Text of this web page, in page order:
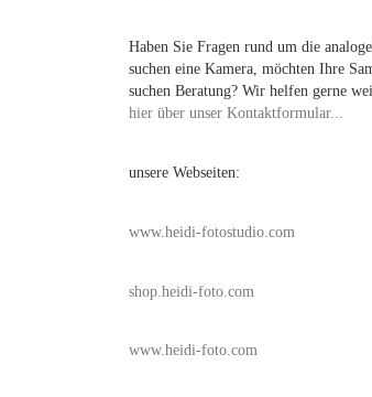
Haben Sie Fragen rund um die
suchen eine Kamera, möchten Ihre
suchen Beratung? Wir helfen gerne
hier über unser Kontaktformular...
unsere Webseiten:
www.heidi-fotostudio.com
shop.heidi-foto.com
www.heidi-foto.com